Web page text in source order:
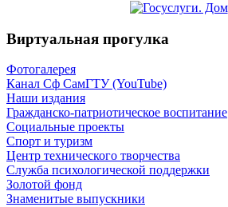
Виртуальная прогулка
Фотогалерея
Канал Сф СамГТУ (YouTube)
Наши издания
Гражданско-патриотическое воспитание
Социальные проекты
Спорт и туризм
Центр технического творчества
Служба психологической поддержки
Золотой фонд
Знаменитые выпускники